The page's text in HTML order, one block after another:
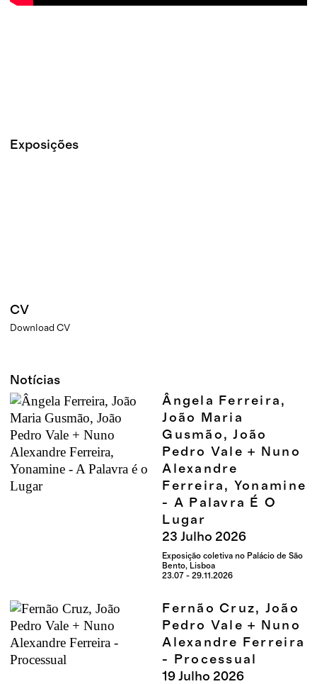
Exposições
CV
Download CV
Notícias
Ângela Ferreira,
João Maria
Gusmão, João
Pedro Vale + Nuno
Alexandre
Ferreira, Yonamine
- A Palavra É O
Lugar
23 Julho 2026
Exposição coletiva no Palácio de São
Bento, Lisboa
23.07 - 29.11.2026
Fernão Cruz, João
Pedro Vale + Nuno
Alexandre Ferreira
- Processual
19 Julho 2026